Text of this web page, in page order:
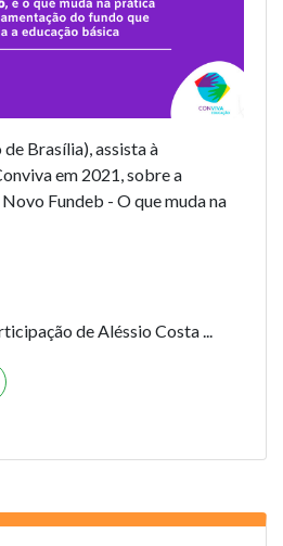
Brasília), assista à
em 2021, sobre a
Fundeb - O que muda na
de Aléssio Costa ...